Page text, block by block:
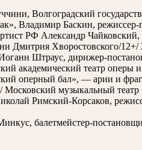
Волгоградский
Владимир Баскин,
РФ Александр
Дмитрия Хворостовского/12+/
Штраус, дирижер-
академический театр оперы и
оперный бал», — арии и
музыкальный театр
Римский-Корсаков,
балетмейстер-